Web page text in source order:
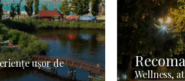
ușor de
Wellness,